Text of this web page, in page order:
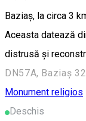
Baziaş, la circa 3
Aceasta datează
distrusă şi
DN57A, Baziaș
Monument religios
Deschis